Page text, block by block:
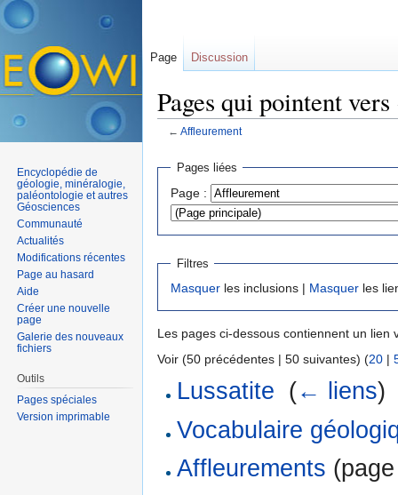
Pages qui pointent
← Affleurement
Pages liées
Page :
Filtres
Masquer les inclusions | Masquer les
Les pages ci-dessous contiennent un lien
Voir (50 précédentes | 50 suivantes) (20 |
Lussatite (← liens)
Vocabulaire
Affleurements
Page Discussion
Encyclopédie de
géologie, minéralogie,
paléontologie et autres
Géosciences
Communauté
Actualités
Modifications récentes
Page au hasard
Aide
Créer une nouvelle
page
Galerie des nouveaux
fichiers
Outils
Pages spéciales
Version imprimable